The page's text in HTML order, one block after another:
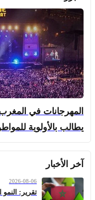
المهرجانات في
يطالب بالأولوية
آخر الأخبار
2026-08-06
تقرير: